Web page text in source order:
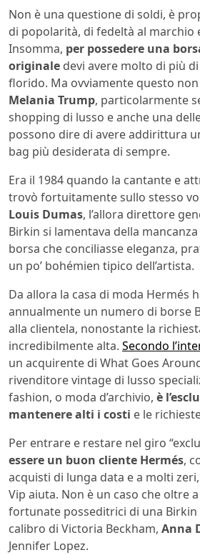
Non è una questione di soldi, è
di popolarità, di fedeltà al marchio
Insomma, per possedere una
originale devi avere molto di più
florido. Ma ovviamente questo
Melania Trump, particolarmente
shopping di lusso e anche una
possono dire di avere addirittura
bag più desiderata di sempre.
Era il 1984 quando la cantante e
trovò fortuitamente sullo stesso
Louis Dumas, l’allora direttore
Birkin si lamentava della
borsa che conciliasse eleganza,
un po’ bohémien tipico dell’artista.
Da allora la casa di moda Hermés
annualmente un numero di borse
alla clientela, nonostante la
incredibilmente alta. Secondo
un acquirente di What Goes
rivenditore vintage di lusso
fashion, o moda d’archivio, è
mantenere alti i costi e le
Per entrare e restare nel giro
essere un buon cliente Hermés,
acquisti di lunga data e a molti
Vip aiuta. Non è un caso che oltre
fortunate posseditrici di una Birkin
calibro di Victoria Beckham, Anna
Jennifer Lopez.